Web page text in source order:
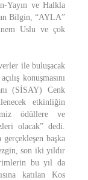
Yayın ve Halkla
Bilgin, “AYLA”
Uslu ve çok
ile buluşacak
konuşmasını
(SİSAY) Cenk
etkinliğin
ödüllere ve
olacak” dedi.
başka
son iki yıldır
bu yıl da
katılan Kos